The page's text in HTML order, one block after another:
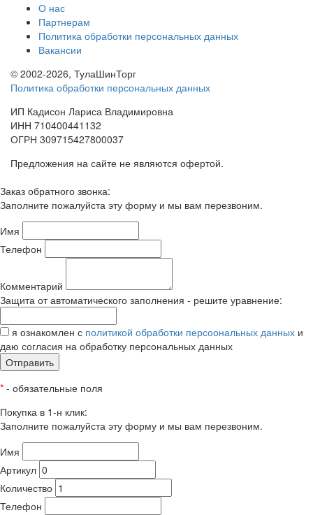
О нас
Партнерам
Политика обработки персональных данных
Вакансии
© 2002-2026, ТулаШинТорг
Политика обработки персональных данных
ИП Кадисон Лариса Владимировна
ИНН 710400441132
ОГРН 309715427800037
Предложения на сайте не являются офертой.
Заказ обратного звонка:
Заполните пожалуйста эту форму и мы вам перезвоним.
Имя
Телефон
Комментарий
Защита от автоматического заполнения - решите уравнение:
я ознакомлен с политикой обработки персоональных данных и
даю согласия на обработку персональных данных
Отправить
* - обязательные поля
Покупка в 1-н клик:
Заполните пожалуйста эту форму и мы вам перезвоним.
Имя
Артикул
Количество
Телефон